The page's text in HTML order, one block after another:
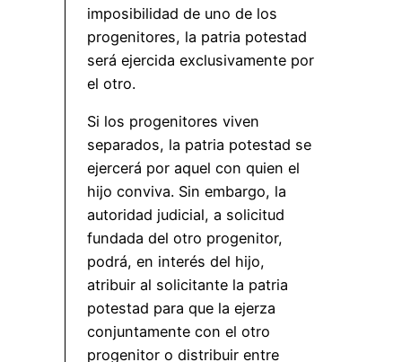
imposibilidad de uno de los
progenitores, la patria potestad
será ejercida exclusivamente por
el otro.
Si los progenitores viven
separados, la patria potestad se
ejercerá por aquel con quien el
hijo conviva. Sin embargo, la
autoridad judicial, a solicitud
fundada del otro progenitor,
podrá, en interés del hijo,
atribuir al solicitante la patria
potestad para que la ejerza
conjuntamente con el otro
progenitor o distribuir entre